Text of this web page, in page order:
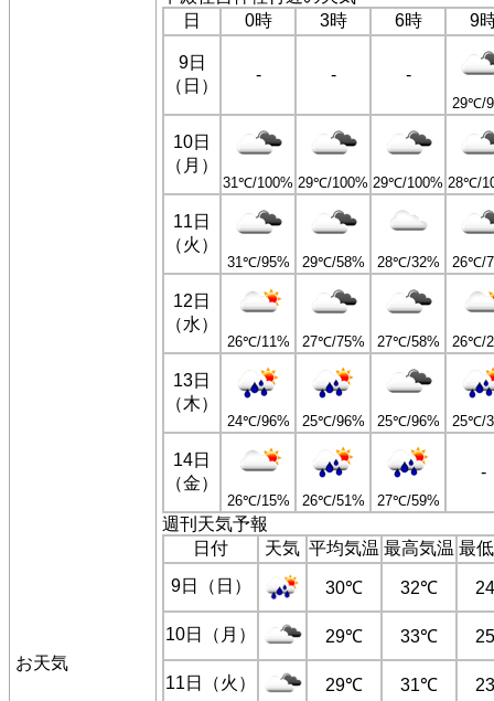
お天気
日
0時 3時 6時 9
9日
（日）
- - -
29℃/
10日
（月）
31℃/100% 29℃/100% 29℃/100% 28℃/
11日
（火）
31℃/95% 29℃/58% 28℃/32% 26℃/
12日
（水）
26℃/11% 27℃/75% 27℃/58% 26℃/
13日
（木）
24℃/96% 25℃/96% 25℃/96% 25℃/
14日
（金）
26℃/15% 26℃/51% 27℃/59%
-
週刊天気予報
日付
天気 平均気温 最高気温 最
9日（日）
30℃ 32℃
10日（月） 29℃ 33℃
11日（火） 29℃ 31℃